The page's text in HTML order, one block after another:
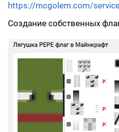
https://mcgolem.com/
Создание собственных